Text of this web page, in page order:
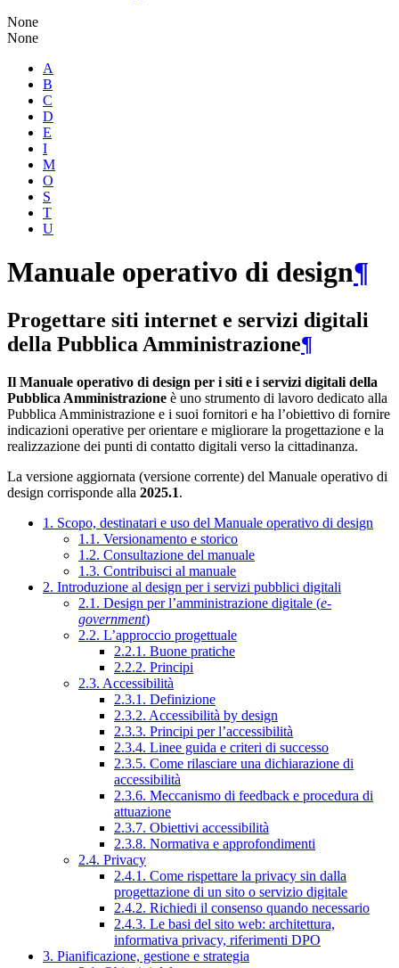
None
None
A
B
C
D
E
I
M
O
S
T
U
Manuale operativo di design¶
Progettare siti internet e servizi digitali
della Pubblica Amministrazione¶
Il Manuale operativo di design per i siti e i servizi digitali della
Pubblica Amministrazione è uno strumento di lavoro dedicato alla
Pubblica Amministrazione e i suoi fornitori e ha l’obiettivo di fornire
indicazioni operative per orientare e migliorare la progettazione e la
realizzazione dei punti di contatto digitali verso la cittadinanza.
La versione aggiornata (versione corrente) del Manuale operativo di
design corrisponde alla 2025.1.
1. Scopo, destinatari e uso del Manuale operativo di design
1.1. Versionamento e storico
1.2. Consultazione del manuale
1.3. Contribuisci al manuale
2. Introduzione al design per i servizi pubblici digitali
2.1. Design per l’amministrazione digitale (e-
government)
2.2. L’approccio progettuale
2.2.1. Buone pratiche
2.2.2. Principi
2.3. Accessibilità
2.3.1. Definizione
2.3.2. Accessibilità by design
2.3.3. Principi per l’accessibilità
2.3.4. Linee guida e criteri di successo
2.3.5. Come rilasciare una dichiarazione di
accessibilità
2.3.6. Meccanismo di feedback e procedura di
attuazione
2.3.7. Obiettivi accessibilità
2.3.8. Normativa e approfondimenti
2.4. Privacy
2.4.1. Come rispettare la privacy sin dalla
progettazione di un sito o servizio digitale
2.4.2. Richiedi il consenso quando necessario
2.4.3. Le basi del sito web: architettura,
informativa privacy, riferimenti DPO
3. Pianificazione, gestione e strategia